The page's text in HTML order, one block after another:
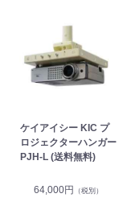
ケイアイシー KIC プ
ロジェクターハンガー
PJH-L (送料無料)
64,000円 （税別）